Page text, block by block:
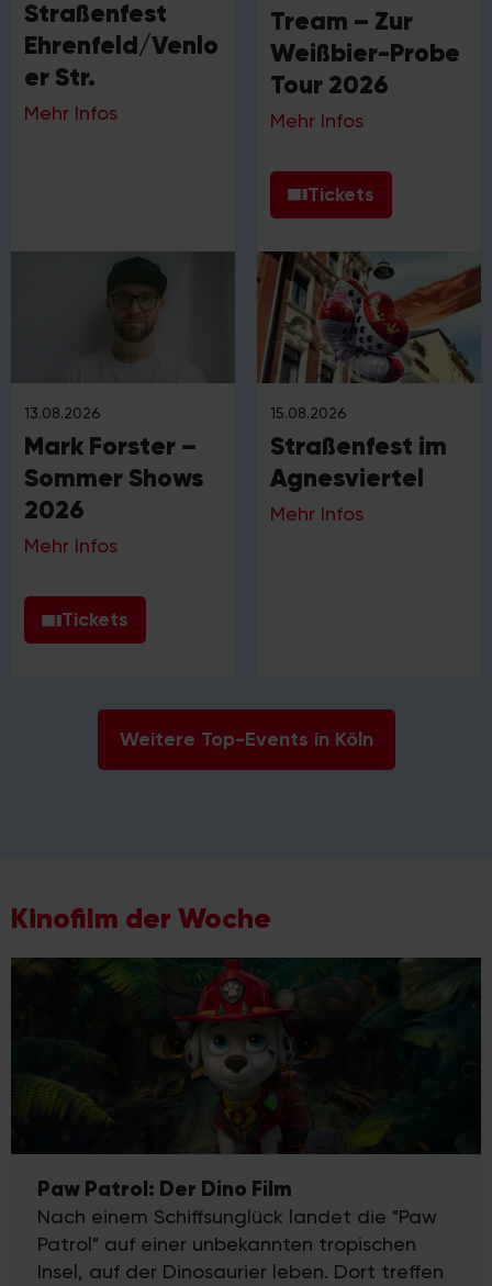
Straßenfest
Ehrenfeld/Venlo
er Str.
Mehr Infos
Tream – Zur
Weißbier-Probe
Tour 2026
Mehr Infos
Tickets
13.08.2026
Mark Forster –
Sommer Shows
2026
Mehr Infos
Tickets
15.08.2026
Straßenfest im
Agnesviertel
Mehr Infos
Weitere Top-Events in Köln
Kinofilm der Woche
Paw Patrol: Der Dino Film
Nach einem Schiffsunglück landet die "Paw
Patrol" auf einer unbekannten tropischen
Insel, auf der Dinosaurier leben. Dort treffen